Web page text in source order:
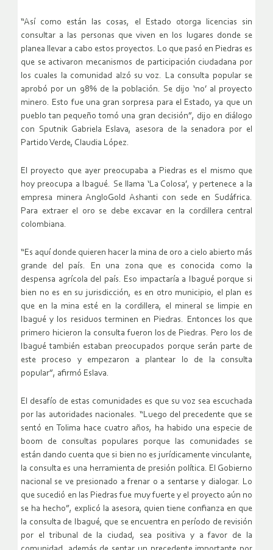
“Así como están las cosas, el Estado otorga licencias sin
consultar a las personas que viven en los lugares donde se
planea llevar a cabo estos proyectos. Lo que pasó en Piedras es
que se activaron mecanismos de participación ciudadana por
los cuales la comunidad alzó su voz. La consulta popular se
aprobó por un 98% de la población. Se dijo ‘no’ al proyecto
minero. Esto fue una gran sorpresa para el Estado, ya que un
pueblo tan pequeño tomó una gran decisión”, dijo en diálogo
con Sputnik Gabriela Eslava, asesora de la senadora por el
Partido Verde, Claudia López.
El proyecto que ayer preocupaba a Piedras es el mismo que
hoy preocupa a Ibagué. Se llama ‘La Colosa’, y pertenece a la
empresa minera AngloGold Ashanti con sede en Sudáfrica.
Para extraer el oro se debe excavar en la cordillera central
colombiana.
“Es aquí donde quieren hacer la mina de oro a cielo abierto más
grande del país. En una zona que es conocida como la
despensa agrícola del país. Eso impactaría a Ibagué porque si
bien no es en su jurisdicción, es en otro municipio, el plan es
que en la mina esté en la cordillera, el mineral se limpie en
Ibagué y los residuos terminen en Piedras. Entonces los que
primero hicieron la consulta fueron los de Piedras. Pero los de
Ibagué también estaban preocupados porque serán parte de
este proceso y empezaron a plantear lo de la consulta
popular”, afirmó Eslava.
El desafío de estas comunidades es que su voz sea escuchada
por las autoridades nacionales. “Luego del precedente que se
sentó en Tolima hace cuatro años, ha habido una especie de
boom de consultas populares porque las comunidades se
están dando cuenta que si bien no es jurídicamente vinculante,
la consulta es una herramienta de presión política. El Gobierno
nacional se ve presionado a frenar o a sentarse y dialogar. Lo
que sucedió en las Piedras fue muy fuerte y el proyecto aún no
se ha hecho”, explicó la asesora, quien tiene confianza en que
la consulta de Ibagué, que se encuentra en período de revisión
por el tribunal de la ciudad, sea positiva y a favor de la